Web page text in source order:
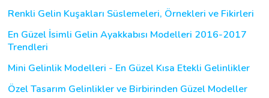
Renkli Gelin Kuşakları Süslemeleri, Örnekleri ve Fikirleri
En Güzel İsimli Gelin Ayakkabısı Modelleri 2016-2017
Trendleri
Mini Gelinlik Modelleri - En Güzel Kısa Etekli Gelinlikler
Özel Tasarım Gelinlikler ve Birbirinden Güzel Modeller